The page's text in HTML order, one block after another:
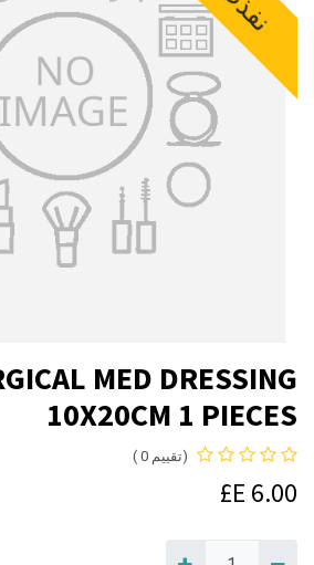
MED DRESSING
10X20CM 1 PIECES
(تقييم 0 )
6.00